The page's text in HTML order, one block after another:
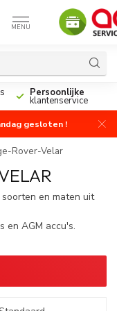
MENU
Persoonlijke
klantenservice
gesloten !
Rover-Velar
en maten uit
en AGM accu's.